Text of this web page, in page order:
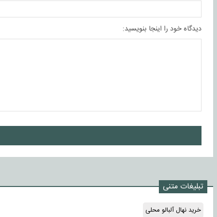
دیدگاه خود را اینجا بنویسید:
تبلیغات متنی
خرید نهال آلبالو محلی